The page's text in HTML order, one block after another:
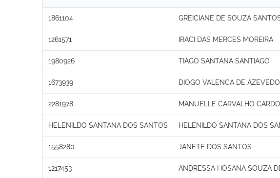
1861104 GREICIANE DE SOUZA
1261571 IRACI DAS MERCES MOREIRA
1980926 TIAGO SANTANA SANTIAGO
1673939 DIOGO VALENCA DE
2281978 MANUELLE CARVALHO
HELENILDO SANTANA DOS SANTOS HELENILDO SANTANA DOS
1558280 JANETE DOS SANTOS
1217453 ANDRESSA HOSANA SOUZA